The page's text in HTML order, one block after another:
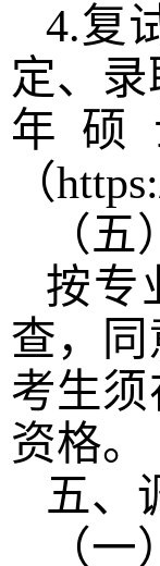
4.复
定、
年
（
（
按专
查，
考生
资格。
五、
（